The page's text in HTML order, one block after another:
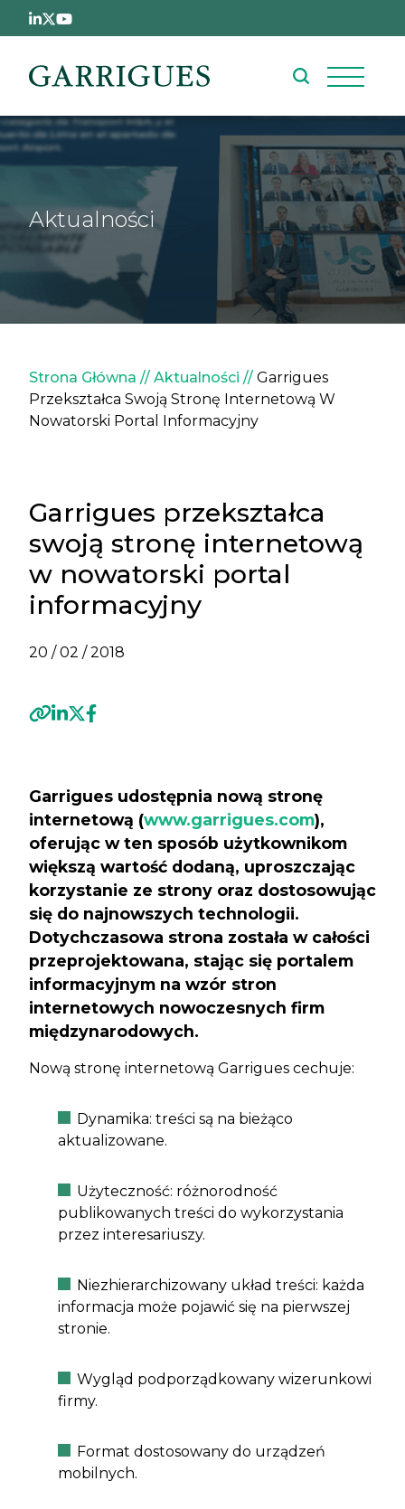
Przejdź do treści
Aktualności
Ścieżka nawigacyjna
Strona Główna Aktualności
Garrigues
Przekształca Swoją Stronę Internetową W
Nowatorski Portal Informacyjny
Garrigues przekształca
swoją stronę internetową
w nowatorski portal
informacyjny
20 / 02 / 2018
Garrigues udostępnia nową stronę
internetową (www.garrigues.com),
oferując w ten sposób użytkownikom
większą wartość dodaną, uproszczając
korzystanie ze strony oraz dostosowując
się do najnowszych technologii.
Dotychczasowa strona została w całości
przeprojektowana, stając się portalem
informacyjnym na wzór stron
internetowych nowoczesnych firm
międzynarodowych.
Nową stronę internetową Garrigues cechuje:
Dynamika: treści są na bieżąco
aktualizowane.
Użyteczność: różnorodność
publikowanych treści do wykorzystania
przez interesariuszy.
Niezhierarchizowany układ treści: każda
informacja może pojawić się na pierwszej
stronie.
Wygląd podporządkowany wizerunkowi
firmy.
Format dostosowany do urządzeń
mobilnych.